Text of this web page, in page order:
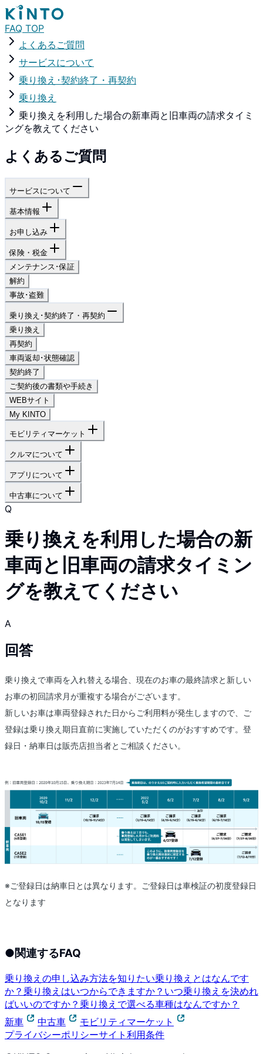
FAQ TOP
よくあるご質問
サービスについて
乗り換え･契約終了・再契約
乗り換え
乗り換えを利用した場合の新車両と旧車両の請求タイミ
ングを教えてください
よくあるご質問
サービスについて
基本情報
お申し込み
保険・税金
メンテナンス･保証
解約
事故･盗難
乗り換え･契約終了・再契約
乗り換え
再契約
車両返却･状態確認
契約終了
ご契約後の書類や手続き
WEBサイト
My KINTO
モビリティマーケット
クルマについて
アプリについて
中古車について
Q
乗り換えを利用した場合の新
車両と旧車両の請求タイミン
グを教えてください
A
回答
乗り換えで車両を入れ替える場合、現在のお車の最終請求と新しい
お車の初回請求月が重複する場合がございます。
新しいお車は車両登録された日からご利用料が発生しますので、ご
登録は乗り換え期日直前に実施していただくのがおすすめです。登
録日・納車日は販売店担当者とご相談ください。
※ご登録日は納車日とは異なります。ご登録日は車検証の初度登録日
となります
●関連するFAQ
乗り換えの申し込み方法を知りたい乗り換えとはなんです
か？ 乗り換えはいつからできますか？ いつ乗り換えを決めれ
ばいいのですか？ 乗り換えで選べる車種はなんですか？
新車
中古車
モビリティマーケット
プライバシーポリシーサイト利用条件